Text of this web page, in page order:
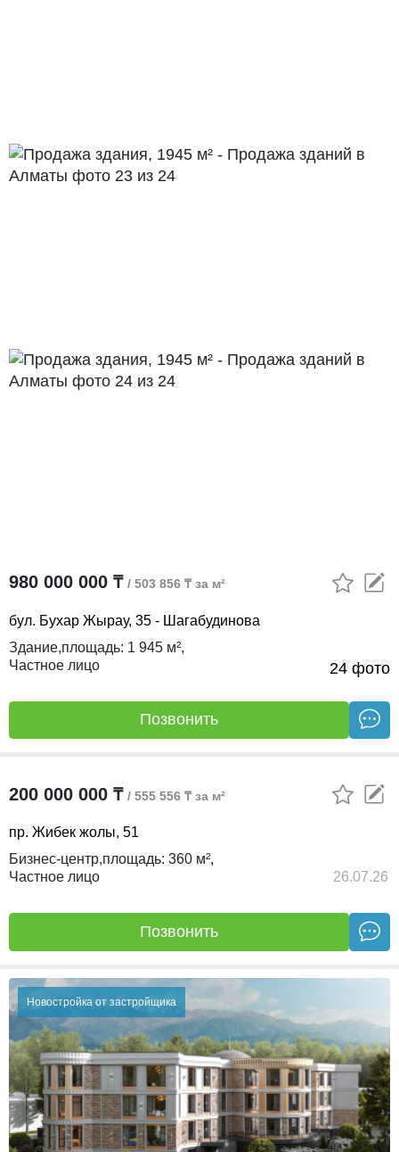
24 фото
980 000 000 ₸ / 503 856 ₸ за м²
бул. Бухар Жырау, 35 - Шагабудинова
Здание,площадь: 1 945 м²,
Частное лицо
26.07.26
Позвонить
200 000 000 ₸ / 555 556 ₸ за м²
пр. Жибек жолы, 51
Бизнес-центр,площадь: 360 м²,
Частное лицо
26.07.26
Позвонить
Новостройка от застройщика